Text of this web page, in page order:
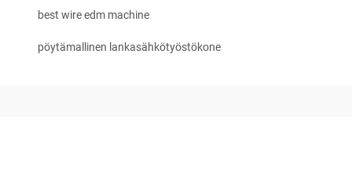
best wire edm machine
pöytämallinen lankasähkötyöstökone